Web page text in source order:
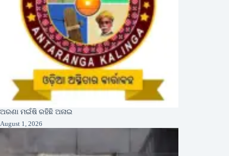
ଅରଣା ମଇଁଷି ରହିଛି ଅନାଇ
August 1, 2026